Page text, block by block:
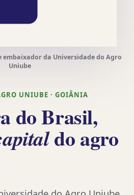
UNIUBE · GOIÂNIA
do Brasil,
do agro
embaixador da Universidade do Agro
Uniube